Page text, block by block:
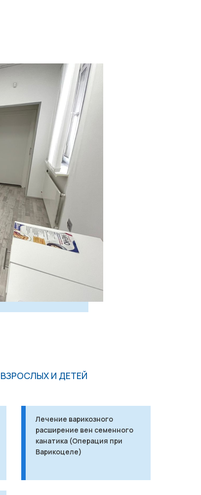
И ДЕТЕЙ
Лечение варикозного
расширение вен семенного
канатика (Операция при
Варикоцеле)